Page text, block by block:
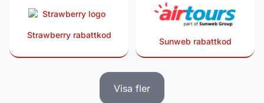
Strawberry rabattkod
Sunweb rabattkod
Visa fler